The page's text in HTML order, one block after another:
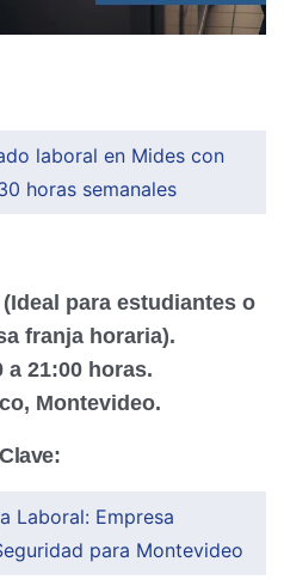
laboral en Mides con
horas semanales
para estudiantes o
franja horaria).
a 21:00 horas.
Montevideo.
Laboral: Empresa
para Montevideo